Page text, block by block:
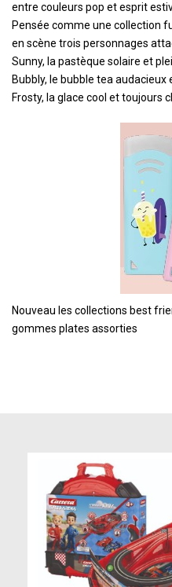
entre couleurs pop et esprit
Pensée comme une collection
en scène trois personnages
Sunny, la pastèque solaire et
Bubbly, le bubble tea audacieux
Frosty, la glace cool et toujours
Nouveau les collections best
gommes plates assorties